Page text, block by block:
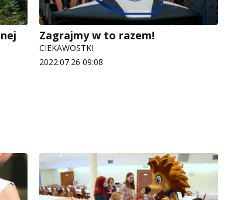
Zagrajmy w to razem!
CIEKAWOSTKI
2022.07.26 09:08